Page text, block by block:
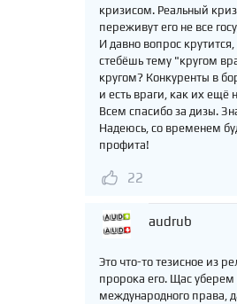
кризисом. Реальный
переживут его не все
И давно вопрос
стебёшь тему "кругом
кругом? Конкуренты в
и есть враги, как их ещё
Всем спасибо за дизы.
Надеюсь, со временем
профита!
22
audrub
Это что-то тезисное из
пророка его. Щас
международного права,